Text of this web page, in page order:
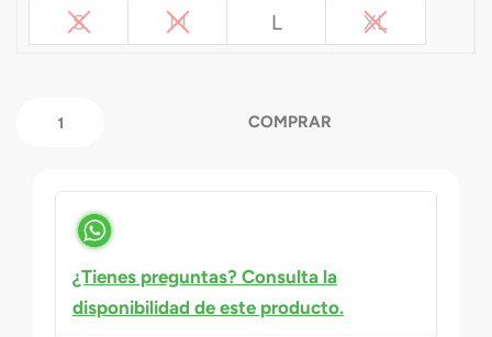
S M L XL
COMPRAR
¿Tienes preguntas? Consulta la
disponibilidad de este producto.